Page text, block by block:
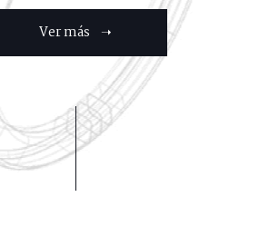
Ver más ➝